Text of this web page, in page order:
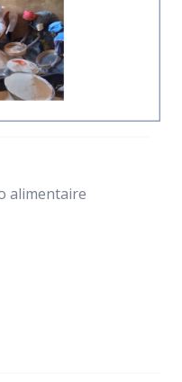
alimentaire